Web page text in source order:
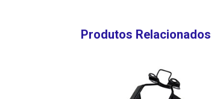
Produtos Relacionados